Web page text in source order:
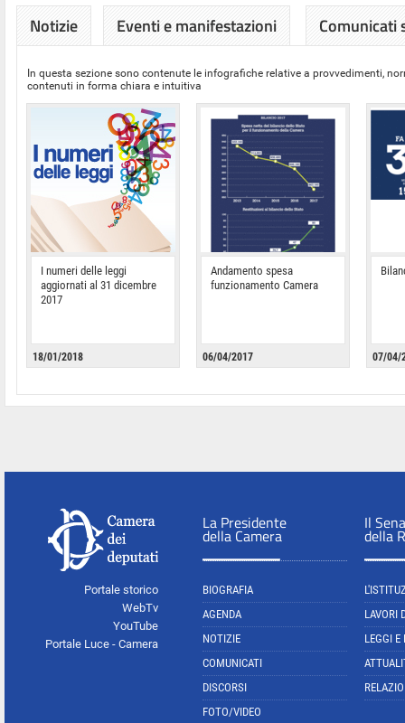
Notizie Eventi e manifestazioni Comunicati
In questa sezione sono contenute le infografiche relative a provvedimenti,
contenuti in forma chiara e intuitiva
I numeri delle leggi
aggiornati al 31 dicembre
2017
18/01/2018
Andamento spesa
funzionamento Camera
06/04/2017 07/04/
Portale storico
WebTv
YouTube
Portale Luce - Camera
La Presidente
della Camera
BIOGRAFIA
AGENDA
NOTIZIE
COMUNICATI
DISCORSI
FOTO/VIDEO
Il
della
LAVORI
LEGGI E